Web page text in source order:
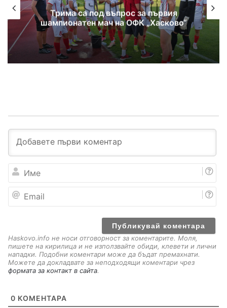
Трима са под въпрос за първия
шампионатен мач на ОФК „Хасково“
е
a
Haskovo.info не носи отговорност за коментарите. Моля,
пишете на кирилица и не използвайте обиди, клевети и лични
нападки. Подобни коментари може да бъдат премахнати.
Можете да докладвате за неподходящи коментари чрез
формата за контакт в сайта.
0 КОМЕНТАРА